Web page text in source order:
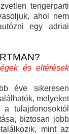
tengerparti
ahol nem
egy adriai
és eltérések
éve sikeresen
melyeket
tulajdonosoktól
biztosan jobb
mint az